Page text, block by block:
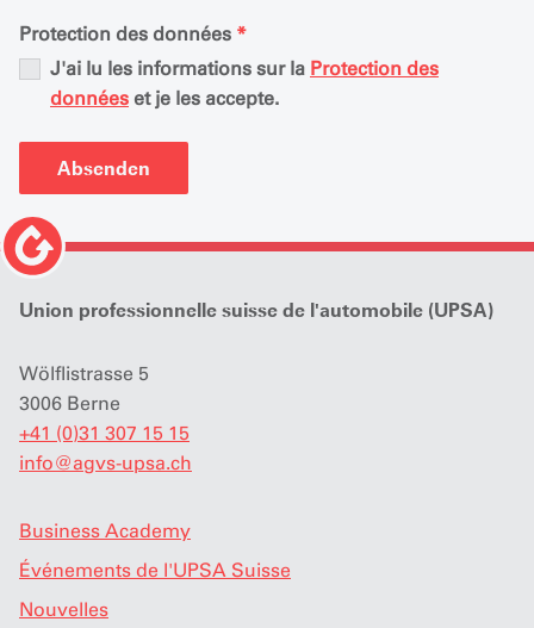
Protection des données *
J'ai lu les informations sur la Protection des
données et je les accepte.
Absenden
Union professionnelle suisse de l'automobile (UPSA)
Wölflistrasse 5
3006 Berne
+41 (0)31 307 15 15
info@agvs-upsa.ch
Business Academy
Événements de l'UPSA Suisse
Nouvelles